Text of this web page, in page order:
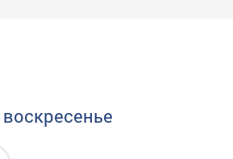
воскресенье